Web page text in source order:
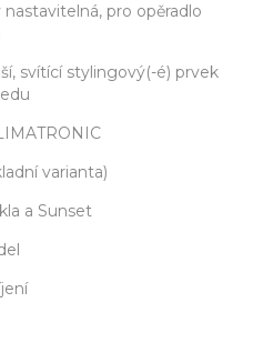
pro opěradlo
svítící stylingový(-é) prvek
varianta)
a Sunset